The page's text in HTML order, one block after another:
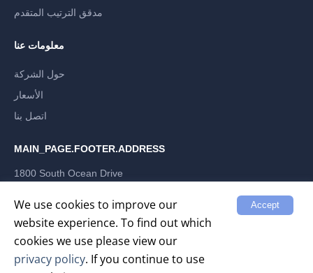
We use cookies to improve our
website experience. To find out which
cookies we use please view our
privacy policy. If you continue to use
Accept
مدقق الترتيب المتقدم
معلومات عنا
حول الشركة
الأسعار
اتصل بنا
MAIN_PAGE.FOOTER.ADDRESS
1800 South Ocean Drive
LABRIKA INC